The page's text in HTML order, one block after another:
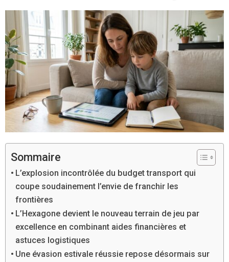
Sommaire
L’explosion incontrôlée du budget transport qui
coupe soudainement l’envie de franchir les
frontières
L’Hexagone devient le nouveau terrain de jeu par
excellence en combinant aides financières et
astuces logistiques
Une évasion estivale réussie repose désormais sur